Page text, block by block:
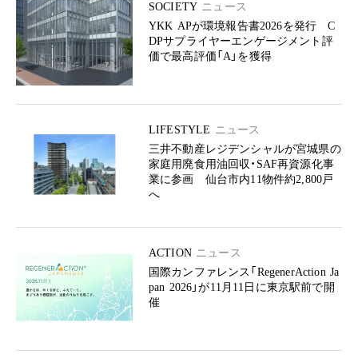
SOCIETY ニュース
YKK APが環境報告書2026を発行 C
DPサプライヤーエンゲージメント評
価で最高評価「A」を獲得
LIFESTYLE ニュース
三井不動産レジデンシャルが宮城県の
家庭用廃食用油回収・SAF再資源化事
業に参画 仙台市内11物件約2,800戸
へ
ACTION ニュース
国際カンファレンス「RegenerAction Ja
pan 2026」が11月11日に東京駅前で開
催